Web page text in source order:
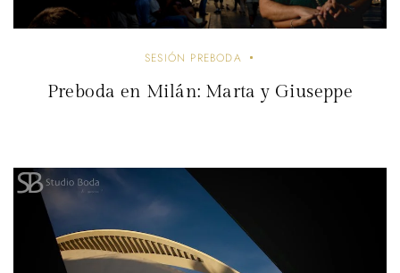
SESIÓN PREBODA
Preboda en Milán: Marta y Giuseppe